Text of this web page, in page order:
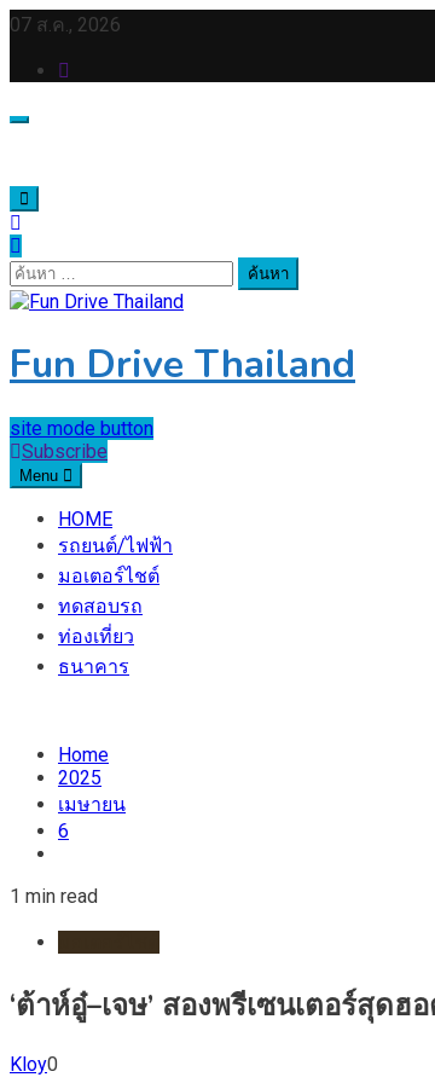
Skip
content
07 ส.ค., 2026
ค้นหา
สำหรับ:
Fun Drive Thailand
site mode button
Subscribe
Menu
HOME
รถยนต์/ไฟฟ้า
มอเตอร์ไชต์
ทดสอบรถ
ท่องเที่ยว
ธนาคาร
Home
2025
เมษายน
6
1 min read
‘ต้าห์อู๋–เจษ’ สองพรีเซนเตอร์สุ
Kloy0